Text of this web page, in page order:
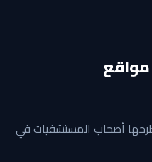
أصحاب المستشفيات في